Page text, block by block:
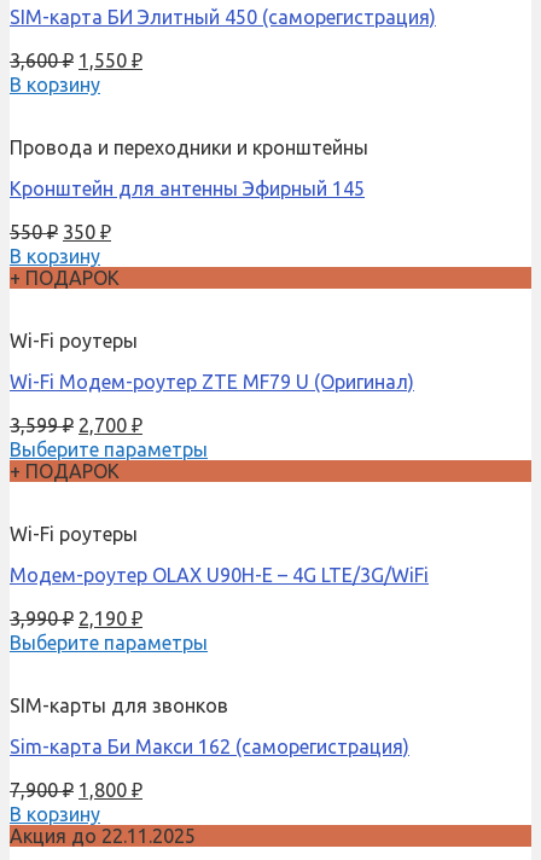
SIM-карта БИ Элитный 450 (саморегистрация)
3,600₽ 1,550 ₽
В корзину
Провода и переходники и кронштейны
Кронштейн для антенны Эфирный 145
550₽ 350 ₽
В корзину
+ ПОДАРОК
Wi-Fi роутеры
Wi-Fi Модем-роутер ZTE MF79 U (Оригинал)
3,599₽ 2,700 ₽
Выберите параметры
+ ПОДАРОК
Wi-Fi роутеры
Модем-роутер OLAX U90H-E – 4G LTE/3G/WiFi
3,990₽ 2,190 ₽
Выберите параметры
SIM-карты для звонков
Sim-карта Би Макси 162 (саморегистрация)
7,900₽ 1,800 ₽
В корзину
Акция до 22.11.2025